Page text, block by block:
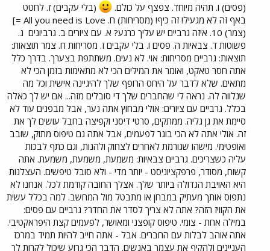
(פסים) ו. תהיה מיוחד. צפצף על כולם.
(בלי עקבים) ז. לחטט
באף זה לא מגעיל! זה כיף! (מסריחות) ח. All you need is Love =]
(צמר) 10. איזה גרביים יש עליך כרגע? א. עם ציורים ב. גרביונים
ג.
פשוטות ד. צבאיות ה. פסים ו. בלי עקבים ז. מסריחות ח. צמר תוצאות:
תוצאות: גרביים מסריחות: אוי. לא נעים. משתתפת בצערך. בדרך כלל
אתה חסר טאקט, ואומר את המילים הכי לא מתאימות בזמן הכי לא
מתאים. שלא לדבר על היחס הרופף שלך להיגיינה אישית וכל מה
שנלווה לה. נראה לי שהחברים שלך די סובלים מזה... אם יש לך כאלה
בכלל. גרביים עם ציורים: אולי מבחוץ אתה נער, אבל מבפנים עוד לא
סיימת את גן גליה. ממתקים, סרטי דיסני וקפיצה בחבל עושים לך את
זה. אולי אתה לא הכי בוגר לפעמים, אבל אתה גם טיפוס מתוק, שובב
ואופטימי. מישהו שגורמת לאחרים לצחוק ולהנות, וגם כתף לבכות
עליה כשצריכים. גרביים צבאיות: משמעת, משמעת, משמעת. אתה
קשוח, מסודר, פרפקציוניסט - יותר מדי - ולא סובל טיפשים. העצלנות
היא האויבת הגדולה ביותר שלך. אצלך החובה קודמת לכל. אנחנו לא
נתפוס אותך מעתיק במבחן או מתבטל מול המחשב. למה בכלל עשית
את הקוויז הזה? אתה לא צריך לסדר את החדר? גרביים עם פסים:
במילה אחת - צומי. טיפוס קופצני ומאושר, לפעמים קצת היפראקטיבי.
אתה אוהב לבלות עם החברים. אבל - אתה חייב להיות תמיד במרכז
העניינים ולהקיף את עצמך באנשים. הדבר הכי גרוע שיכול לקרות לך